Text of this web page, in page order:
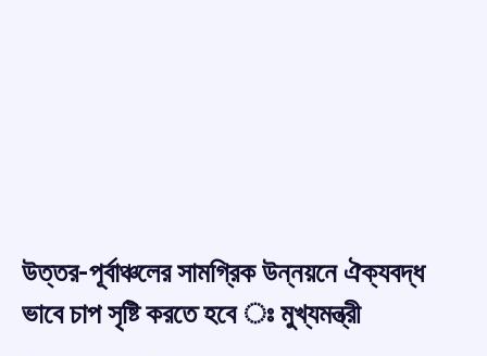
উত্তর-পূর্বাঞ্চলের সামগ্রিক উন্নয়নে ঐক্যবদ্ধ
ভাবে চাপ সৃষ্টি করতে হবে ঃ মুখ্যমন্ত্রী